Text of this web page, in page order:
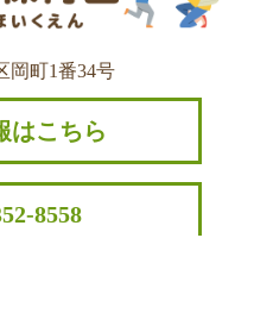
岡町1番34号
はこちら
8558